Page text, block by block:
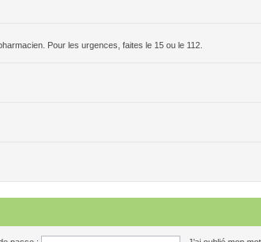
Pour les urgences, faites le 15 ou le 112.